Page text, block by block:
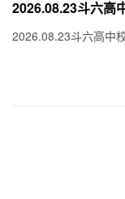
2026.08.23斗六高
2026.08.23斗六高中